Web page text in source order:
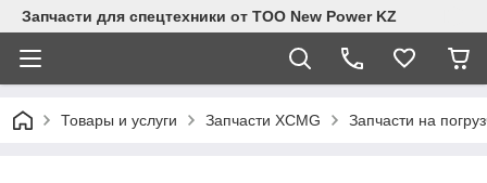
Запчасти для спецтехники от ТОО New Power KZ
Товары и услуги Запчасти XCMG Запчасти на